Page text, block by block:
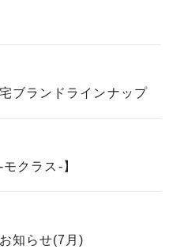
ブランドラインナップ
クラス-】
知らせ(7月)